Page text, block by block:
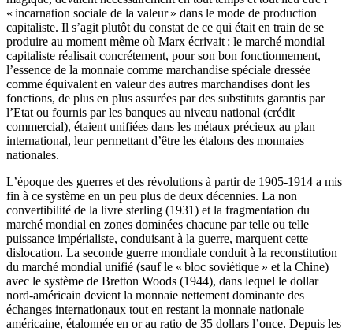
« incarnation sociale de la valeur » dans le mode de production
capitaliste. Il s’agit plutôt du constat de ce qui était en train de se
produire au moment même où Marx écrivait : le marché mondial
capitaliste réalisait concrétement, pour son bon fonctionnement,
l’essence de la monnaie comme marchandise spéciale dressée
comme équivalent en valeur des autres marchandises dont les
fonctions, de plus en plus assurées par des substituts garantis par
l’Etat ou fournis par les banques au niveau national (crédit
commercial), étaient unifiées dans les métaux précieux au plan
international, leur permettant d’être les étalons des monnaies
nationales.
L’époque des guerres et des révolutions à partir de 1905-1914 a mis
fin à ce système en un peu plus de deux décennies. La non
convertibilité de la livre sterling (1931) et la fragmentation du
marché mondial en zones dominées chacune par telle ou telle
puissance impérialiste, conduisant à la guerre, marquent cette
dislocation. La seconde guerre mondiale conduit à la reconstitution
du marché mondial unifié (sauf le « bloc soviétique » et la Chine)
avec le système de Bretton Woods (1944), dans lequel le dollar
nord-américain devient la monnaie nettement dominante des
échanges internationaux tout en restant la monnaie nationale
américaine, étalonnée en or au ratio de 35 dollars l’once. Depuis les